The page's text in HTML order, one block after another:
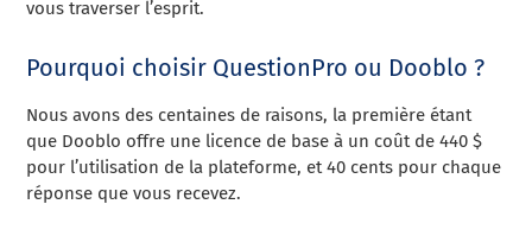
vous traverser l’esprit.
Pourquoi choisir QuestionPro ou Dooblo ?
Nous avons des centaines de raisons, la première étant
que Dooblo offre une licence de base à un coût de 440 $
pour l’utilisation de la plateforme, et 40 cents pour chaque
réponse que vous recevez.